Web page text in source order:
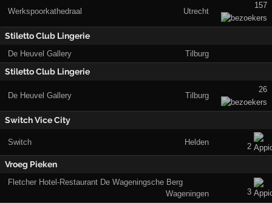
Werkspoorkathedraal Utrecht
157
Stiletto Club Lingerie
De Heuvel Gallery Tilburg
Stiletto Club Lingerie
De Heuvel Gallery Tilburg
26
Switch Vice City
Switch Helden 2
Vroeg Pieken
Fletcher Hotel-Restaurant De Wageningsche Berg
Wageningen
3